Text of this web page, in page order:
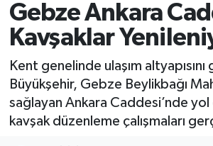
Gebze Ankara
Kavşaklar
Kent genelinde ulaşım
Büyükşehir, Gebze Beylikbağı
sağlayan Ankara Caddesi’nde
kavşak düzenleme çalışmaları
Süper Lig Puan Durumu ve
Son Dakika Haberleri
Haber Arşivi